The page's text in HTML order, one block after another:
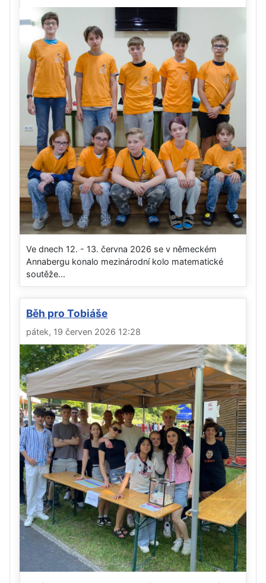
Ve dnech 12. - 13. června 2026 se v německém
Annabergu konalo mezinárodní kolo matematické
soutěže...
Běh pro Tobiáše
pátek, 19 červen 2026 12:28